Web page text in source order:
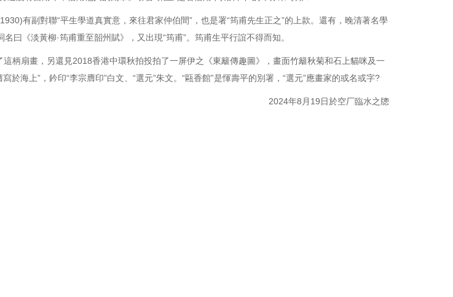
有副對聯“平生學道真實意，來往君家仲伯間”，也是署“筠甫先生正之”的上款。還有，晚清著名學
曰《淡黃柳·筠甫重至韶州賦》，又出現“筠甫”。筠甫生平行誼不得而知。
柄扇畫，另還見2018香港中環秋拍投拍了一屏伊之《東籬傳趣圖》，畫面竹籬秋菊和石上貓咪及一
於海上”，鈐印“李宗膺印”白文、“選元”朱文。“甌香館”是惲壽平的別署，“選元”應畫家的或名或字?
2024年8月19日於空厂臨水之牕